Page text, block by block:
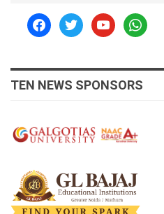
facebooktwitteryoutubewhatsapp
TEN NEWS SPONSORS